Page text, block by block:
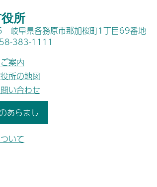
所
阜県各務原市那加桜町1丁目69番地
383-1111
案内
所の地図
い合わせ
あらまし
いて